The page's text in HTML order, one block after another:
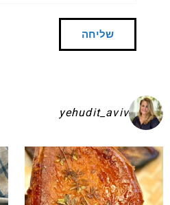
yehudit_aviv
בפיתות היסטריות